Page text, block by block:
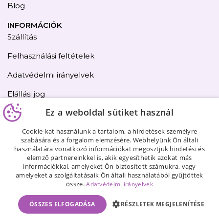
Blog
INFORMÁCIÓK
Szállítás
Felhasználási feltételek
Adatvédelmi irányelvek
Elállási jog
Kapcsolat
Oldaltérkép
Ez a weboldal sütiket használ
Cookie-kat használunk a tartalom, a hirdetések személyre
szabására és a forgalom elemzésére. Webhelyünk Ön általi
használatára vonatkozó információkat megosztjuk hirdetési és
elemző partnereinkkel is, akik egyesíthetik azokat más
információkkal, amelyeket Ön biztosított számukra, vagy
amelyeket a szolgáltatásaik Ön általi használatából gyűjtöttek
össze.Adatvédelmi irányelvek
ÖSSZES ELFOGADÁSA RÉSZLETEK MEGJELENÍTÉSE